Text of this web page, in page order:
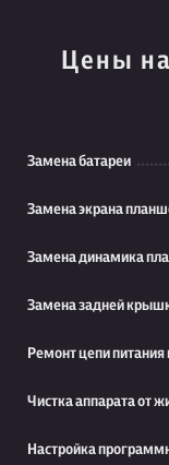
Цены
Замена батареи
Замена экрана
Замена динамика
Замена задней
Ремонт цепи
Чистка аппарата от
Настройка